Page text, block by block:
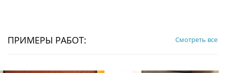
ПРИМЕРЫ РАБОТ: Смотреть все